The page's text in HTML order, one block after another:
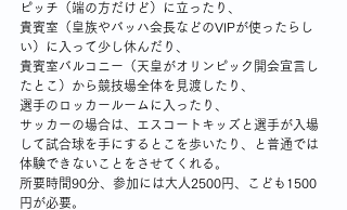
ピッチ（端の方だけど）に立ったり、
貴賓室（皇族やバッハ会長などのVIPが使ったらし
い）に入って少し休んだり、
貴賓室バルコニー（天皇がオリンピック開会宣言し
たとこ）から競技場全体を見渡したり、
選手のロッカールームに入ったり、
サッカーの場合は、エスコートキッズと選手が入場
して試合球を手にするとこを歩いたり、と普通では
体験できないことをさせてくれる。
所要時間90分、参加には大人2500円、こども1500
円が必要。